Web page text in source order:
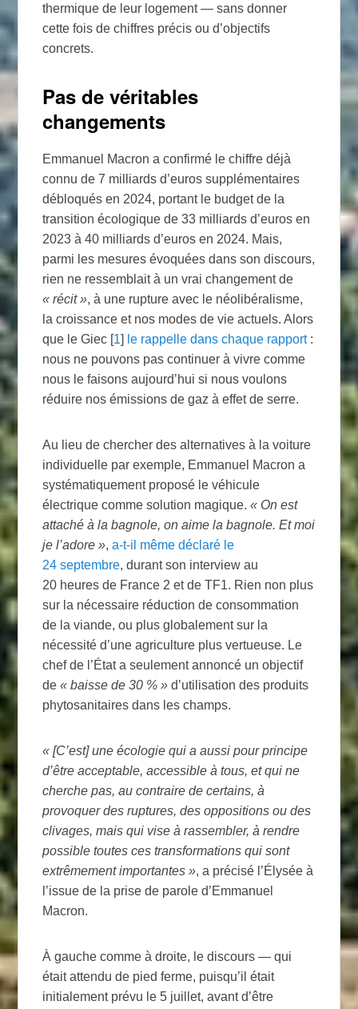
thermique de leur logement — sans donner
cette fois de chiffres précis ou d’objectifs
concrets.
Pas de véritables
changements
Emmanuel Macron a confirmé le chiffre déjà
connu de 7 milliards d’euros supplémentaires
débloqués en 2024, portant le budget de la
transition écologique de 33 milliards d’euros en
2023 à 40 milliards d’euros en 2024. Mais,
parmi les mesures évoquées dans son discours,
rien ne ressemblait à un vrai changement de
« récit », à une rupture avec le néolibéralisme,
la croissance et nos modes de vie actuels. Alors
que le Giec [1] le rappelle dans chaque rapport:
nous ne pouvons pas continuer à vivre comme
nous le faisons aujourd’hui si nous voulons
réduire nos émissions de gaz à effet de serre.
Au lieu de chercher des alternatives à la voiture
individuelle par exemple, Emmanuel Macron a
systématiquement proposé le véhicule
électrique comme solution magique.« On est
attaché à la bagnole, on aime la bagnole. Et moi
je l’adore »,a-t-il même déclaré le
24 septembre, durant son interview au
20 heures de France 2 et deTF1. Rien non plus
sur la nécessaire réduction de consommation
de la viande, ou plus globalement sur la
nécessité d’une agriculture plus vertueuse. Le
chef de l’État a seulement annoncé un objectif
de« baisse de 30 % » d’utilisation des produits
phytosanitaires dans les champs.
« [C’est] une écologie qui a aussi pour principe
d’être acceptable, accessible à tous, et qui ne
cherche pas, au contraire de certains, à
provoquer des ruptures, des oppositions ou des
clivages, mais qui vise à rassembler, à rendre
possible toutes ces transformations qui sont
extrêmement importantes », a précisé l’Élysée à
l’issue de la prise de parole d’Emmanuel
Macron.
À gauche comme à droite, le discours — qui
était attendu de pied ferme, puisqu’il était
initialement prévu le 5 juillet, avant d’être